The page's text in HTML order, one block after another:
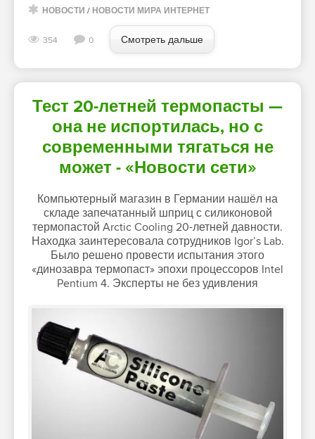
НОВОСТИ / НОВОСТИ МИРА ИНТЕРНЕТ
354 0 Смотреть дальше
Тест 20-летней термопасты —
она не испортилась, но с
современными тягаться не
может - «Новости сети»
Компьютерный магазин в Германии нашёл на
складе запечатанный шприц с силиконовой
термопастой Arctic Cooling 20-летней давности.
Находка заинтересовала сотрудников Igor’s Lab.
Было решено провести испытания этого
«динозавра термопаст» эпохи процессоров Intel
Pentium 4. Эксперты не без удивления